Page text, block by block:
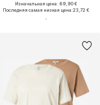
Изначальная цена: 69,90 €
Последняя самая низкая цена:23,72 €